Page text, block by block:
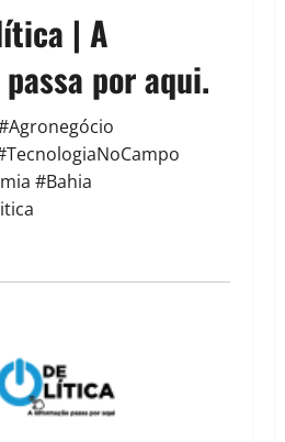
| A
por aqui.
#Bahia